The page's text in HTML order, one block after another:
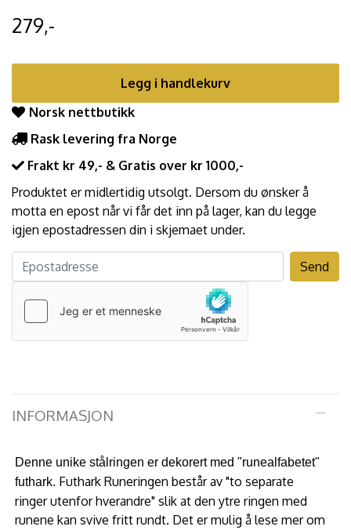
279,-
Legg i handlekurv
Norsk nettbutikk
Rask levering fra Norge
Frakt kr 49,- & Gratis over kr 1000,-
Produktet er midlertidig utsolgt. Dersom du ønsker å
motta en epost når vi får det inn på lager, kan du legge
igjen epostadressen din i skjemaet under.
INFORMASJON
Denne unike stålringen er dekorert med "runealfabetet"
futhark. Futhark Runeringen består av "to separate
ringer utenfor hverandre" slik at den ytre ringen med
runene kan svive fritt rundt. Det er mulig å lese mer om